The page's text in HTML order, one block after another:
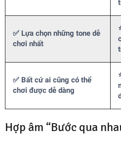
✅ Lựa chọn những tone dễ
chơi nhất
✅ Bất cứ ai cũng có thể
chơi được dễ dàng
Hợp âm “Bước qua